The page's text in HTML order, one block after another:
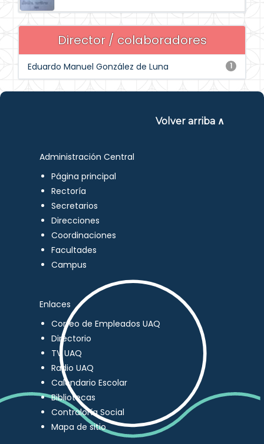
Director / colaboradores
1
Eduardo Manuel González de Luna
Volver arriba ∧
Administración Central
Página principal
Rectoría
Secretarios
Direcciones
Coordinaciones
Facultades
Campus
Enlaces
Correo de Empleados UAQ
Directorio
TV UAQ
Radio UAQ
Calendario Escolar
Bibliotecas
Contraloría Social
Mapa de sitio